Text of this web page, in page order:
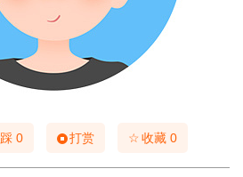
踩 0 打赏 ☆收藏 0